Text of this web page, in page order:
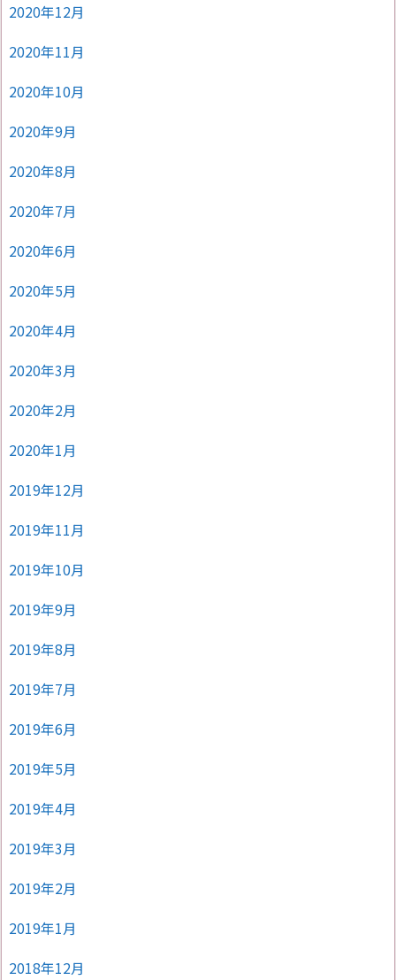
2020年12月
2020年11月
2020年10月
2020年9月
2020年8月
2020年7月
2020年6月
2020年5月
2020年4月
2020年3月
2020年2月
2020年1月
2019年12月
2019年11月
2019年10月
2019年9月
2019年8月
2019年7月
2019年6月
2019年5月
2019年4月
2019年3月
2019年2月
2019年1月
2018年12月